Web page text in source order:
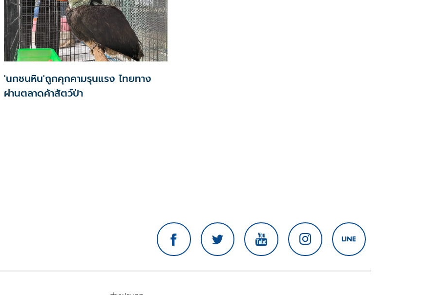
'นกชนหิน'ถูกคุกคามรุนแรง ไทยทาง
ผ่านตลาดค้าสัตว์ป่า